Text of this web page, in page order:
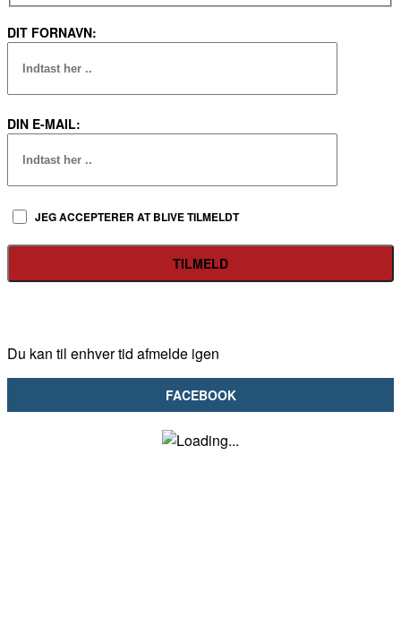
DIT FORNAVN:
DIN E-MAIL:
JEG ACCEPTERER AT BLIVE TILMELDT
Du kan til enhver tid afmelde igen
FACEBOOK